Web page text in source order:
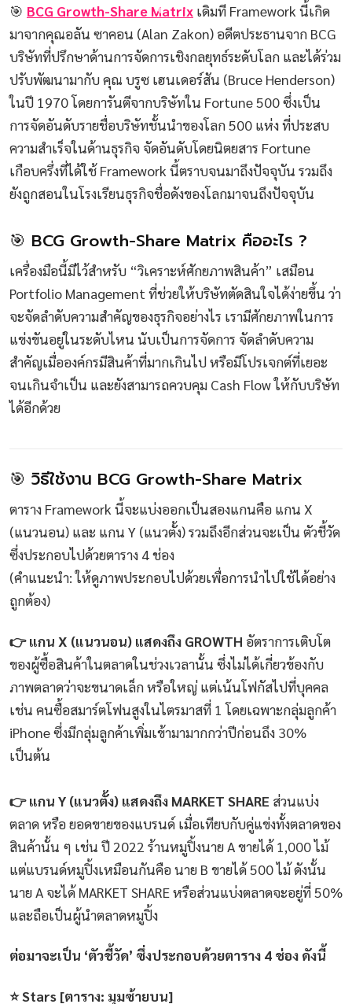
🎯 BCG Growth-Share Matrix เดิมที Framework นี้เกิด
มาจากคุณอลัน ซาคอน (Alan Zakon) อดีตประธานจาก BCG
บริษัทที่ปรึกษาด้านการจัดการเชิงกลยุทธ์ระดับโลก และได้ร่วม
ปรับพัฒนามากับ คุณ บรูซ เฮนเดอร์สัน (Bruce Henderson)
ในปี 1970 โดยการันตีจากบริษัทใน Fortune 500 ซึ่งเป็น
การจัดอันดับรายชื่อบริษัทชั้นนำของโลก 500 แห่ง ที่ประสบ
ความสำเร็จในด้านธุรกิจ จัดอันดับโดยนิตยสาร Fortune
เกือบครึ่งที่ได้ใช้ Framework นี้ตราบจนมาถึงปัจจุบัน รวมถึง
ยังถูกสอนในโรงเรียนธุรกิจชื่อดังของโลกมาจนถึงปัจจุบัน
🎯 BCG Growth-Share Matrix คืออะไร ?
เครื่องมือนี้มีไว้สำหรับ “วิเคราะห์ศักยภาพสินค้า” เสมือน
Portfolio Management ที่ช่วยให้บริษัทตัดสินใจได้ง่ายขึ้น ว่า
จะจัดลำดับความสำคัญของธุรกิจอย่างไร เรามีศักยภาพในการ
แข่งขันอยู่ในระดับไหน นับเป็นการจัดการ จัดลำดับความ
สำคัญเมื่อองค์กรมีสินค้าที่มากเกินไป หรือมีโปรเจกต์ที่เยอะ
จนเกินจำเป็น และยังสามารถควบคุม Cash Flow ให้กับบริษัท
ได้อีกด้วย
🎯 วิธีใช้งาน BCG Growth-Share Matrix
ตาราง Framework นี้จะแบ่งออกเป็นสองแกนคือ แกน X
(แนวนอน) และ แกน Y (แนวตั้ง) รวมถึงอีกส่วนจะเป็น ตัวชี้วัด
ซึ่งประกอบไปด้วยตาราง 4 ช่อง
(คำแนะนำ: ให้ดูภาพประกอบไปด้วยเพื่อการนำไปใช้ได้อย่าง
ถูกต้อง)
👉 แกน X (แนวนอน) แสดงถึง GROWTH อัตราการเติบโต
ของผู้ซื้อสินค้าในตลาดในช่วงเวลานั้น ซึ่งไม่ได้เกี่ยวข้องกับ
ภาพตลาดว่าจะขนาดเล็ก หรือใหญ่ แต่เน้นโฟกัสไปที่บุคคล
เช่น คนซื้อสมาร์ตโฟนสูงในไตรมาสที่ 1 โดยเฉพาะกลุ่มลูกค้า
iPhone ซึ่งมีกลุ่มลูกค้าเพิ่มเข้ามามากกว่าปีก่อนถึง 30%
เป็นต้น
👉 แกน Y (แนวตั้ง) แสดงถึง MARKET SHARE ส่วนแบ่ง
ตลาด หรือ ยอดขายของแบรนด์ เมื่อเทียบกับคู่แข่งทั้งตลาดของ
สินค้านั้น ๆ เช่น ปี 2022 ร้านหมูปิ้งนาย A ขายได้ 1,000 ไม้
แต่แบรนด์หมูปิ้งเหมือนกันคือ นาย B ขายได้ 500 ไม้ ดังนั้น
นาย A จะได้ MARKET SHARE หรือส่วนแบ่งตลาดจะอยู่ที่ 50%
และถือเป็นผู้นำตลาดหมูปิ้ง
ต่อมาจะเป็น ‘ตัวชี้วัด’ ซึ่งประกอบด้วยตาราง 4 ช่อง ดังนี้
⭐ Stars [ตาราง: มุมซ้ายบน]